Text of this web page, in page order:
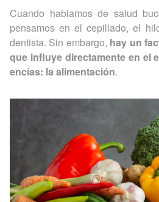
Cuando hablamos de salud
pensamos en el cepillado, el
dentista. Sin embargo, hay un
que influye directamente en el
encías: la alimentación.